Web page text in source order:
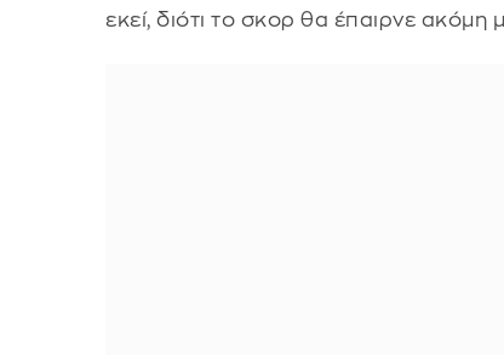
εκεί, διότι το σκορ θα έπαιρνε ακόμη